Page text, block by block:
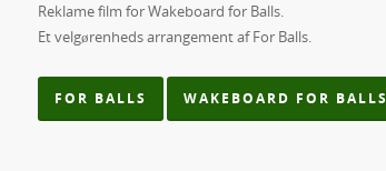
Reklame film for Wakeboard for Balls.
Et velgørenheds arrangement af For Balls.
FOR BALLS WAKEBOARD FOR BALLS